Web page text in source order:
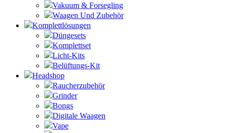
Vakuum & Forsegling
Waagen Und Zubehör
Komplettlösungen
Düngesets
Komplettset
Licht-Kits
Belüftungs-Kit
Headshop
Raucherzubehör
Grinder
Bongs
Digitale Waagen
Vape